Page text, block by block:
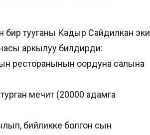
тууганы Кадыр Сайдилкан эки
аркылуу билдирди:
ресторанынын оордуна салына
мечит (20000 адамга
бийликке болгон сын